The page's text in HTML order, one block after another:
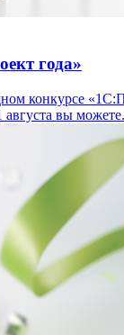
года»
конкурсе
августа вы